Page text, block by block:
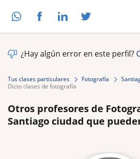
¿Hay algún error en este perfil?
Tus clases particulares Fotografía
dicto clases de fotografía
Otros profesores de
Santiago ciudad que